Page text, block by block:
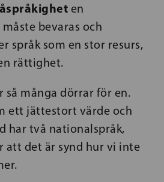
en
bevaras och
språk som en stor resurs,
rättighet.
så många dörrar för en.
ett jättestort värde och
har två nationalspråk,
att det är synd hur vi inte